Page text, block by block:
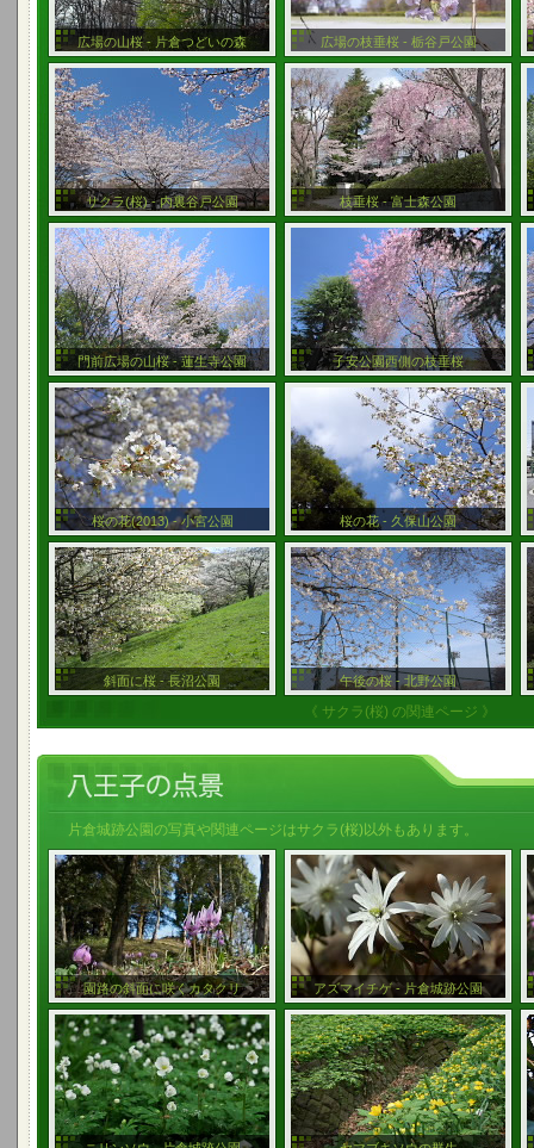
広場の山桜 - 片倉つどいの森 広場の枝垂桜 - 栃谷戸公園
サクラ(桜) - 内裏谷戸公園 枝垂桜 - 富士森公園
門前広場の山桜 - 蓮生寺公園 子安公園西側の枝垂桜
桜の花(2013) - 小宮公園 桜の花 - 久保山公園
斜面に桜 - 長沼公園 午後の桜 - 北野公園
《 サクラ(桜) の関連ページ 》
片倉城跡公園の写真や関連ページはサクラ(桜)以外もあります。
園路の斜面に咲くカタクリ アズマイチゲ - 片倉城跡公園